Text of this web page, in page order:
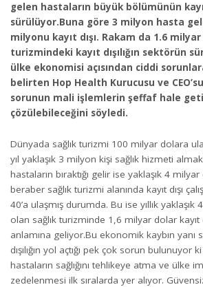
gelen hastaların büyük bölümünün
sürülüyor.Buna göre 3 milyon hasta
milyonu kayıt dışı. Rakam da 1.6
turizmindeki kayıt dışılığın sektörün
ülke ekonomisi açısından ciddi
belirten Hop Health Kurucusu ve
sorunun mali işlemlerin şeffaf hale
çözülebileceğini söyledi.
Dünyada sağlık turizmi 100 milyar dolara
yıl yaklaşık 3 milyon kişi sağlık hizmeti
hastaların bıraktığı gelir ise yaklaşık 4
beraber sağlık turizmi alanında kayıt dışı
40’a ulaşmış durumda. Bu ise yıllık
olan sağlık turizminde 1,6 milyar dolar kayıt
anlamına geliyor.Bu ekonomik kaybın yanı
dışılığın yol açtığı pek çok sorun bulunuyor
hastaların sağlığını tehlikeye atma ve ülke
zedelenmesi ilk sıralarda yer alıyor.